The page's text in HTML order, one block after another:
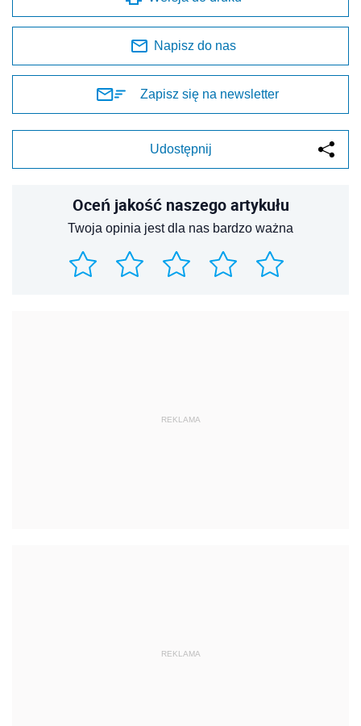
Napisz do nas
Zapisz się na newsletter
Udostępnij
Oceń jakość naszego artykułu
Twoja opinia jest dla nas bardzo ważna
REKLAMA
REKLAMA